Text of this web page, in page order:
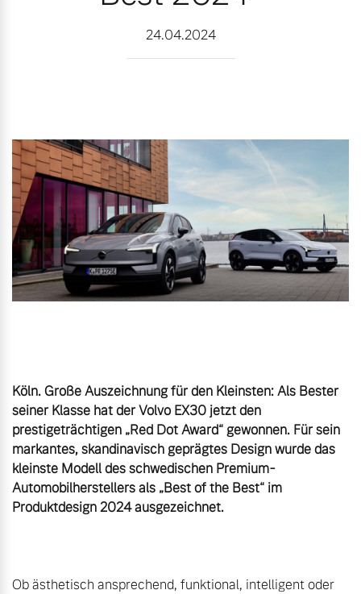
Volvo Gebrauchtwagenbörse
Aktuelle Zubehörangebote
Zubehörkatalog
Aktuelle Serviceangebote
Service by Volvo
24.04.2024
Köln. Große Auszeichnung für den Kleinsten: Als Bester
seiner Klasse hat der Volvo EX30 jetzt den
prestigeträchtigen „Red Dot Award“ gewonnen. Für sein
markantes, skandinavisch geprägtes Design wurde das
kleinste Modell des schwedischen Premium-
Automobilherstellers als „Best of the Best“ im
Produktdesign 2024 ausgezeichnet.
Ob ästhetisch ansprechend, funktional, intelligent oder